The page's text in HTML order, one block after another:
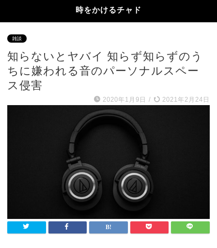
時をかけるチャド
雑談
知らないとヤバイ 知らず知らずのう
ちに嫌われる音のパーソナルスペー
ス侵害
2020年1月9日 / 2021年2月24日